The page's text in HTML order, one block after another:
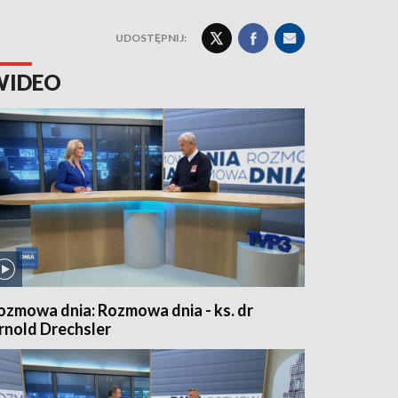
UDOSTĘPNIJ:
dnia: Rozmowa dnia - ks. dr
Drechsler